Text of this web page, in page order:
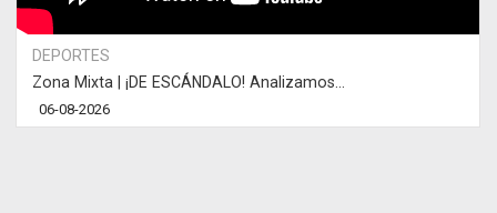
DEPORTES
Zona Mixta | ¡DE ESCÁNDALO! Analizamos...
06-08-2026